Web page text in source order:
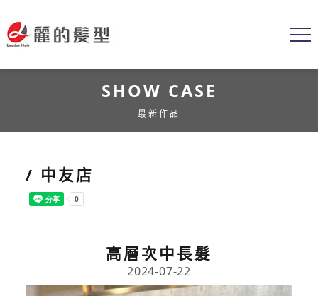
SHOW CASE
最新作品
/ 中友店
高層次中長髮
2024-07-22